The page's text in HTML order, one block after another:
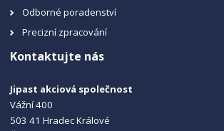
Odborné poradenství
Precizní zpracování
Kontaktujte nás
Jipast akciová společnost
Vážní 400
503 41 Hradec Králové